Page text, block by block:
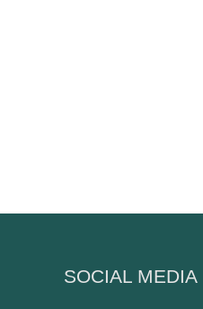
SOCIAL MEDIA